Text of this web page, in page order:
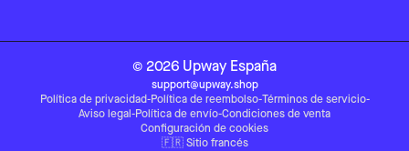
© 2026 Upway España
support@upway.shop
Política de privacidad-Política de reembolso-Términos de servicio-
Aviso legal -Política de envío-Condiciones de venta
Configuración de cookies
🇫🇷 Sitio francés